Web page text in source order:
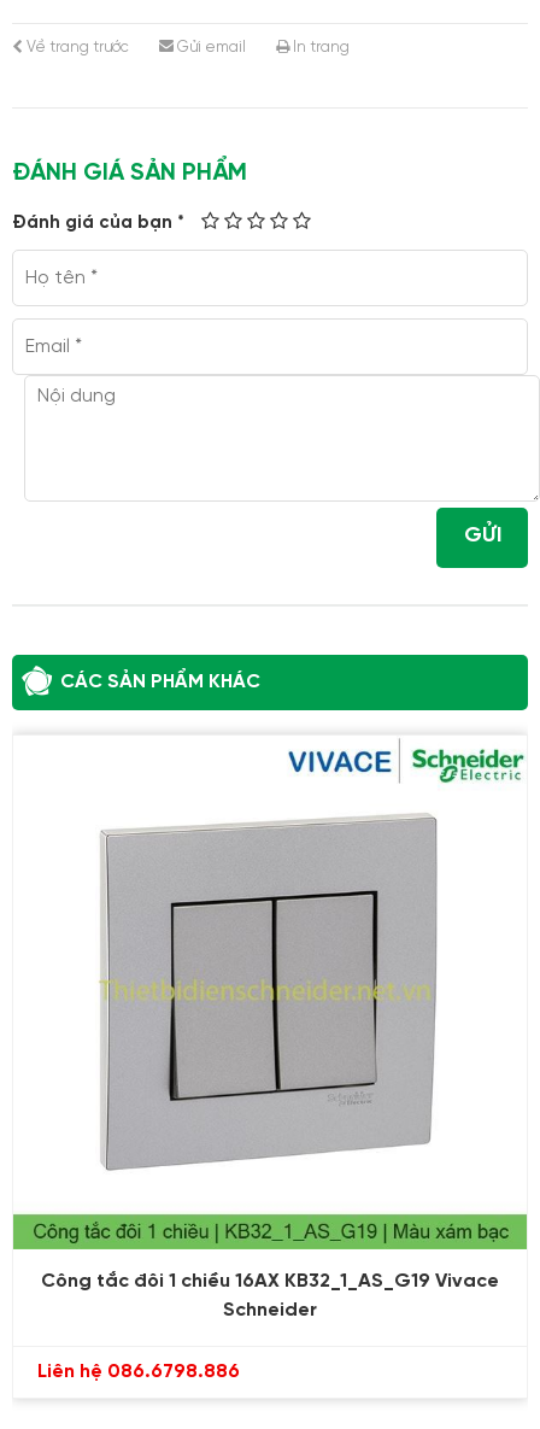
Về trang trước Gửi email In trang
ĐÁNH GIÁ SẢN PHẨM
Đánh giá của bạn *
GỬI
CÁC SẢN PHẨM KHÁC
Công tắc đôi 1 chiều 16AX KB32_1_AS_G19 Vivace
Schneider
Liên hệ 086.6798.886